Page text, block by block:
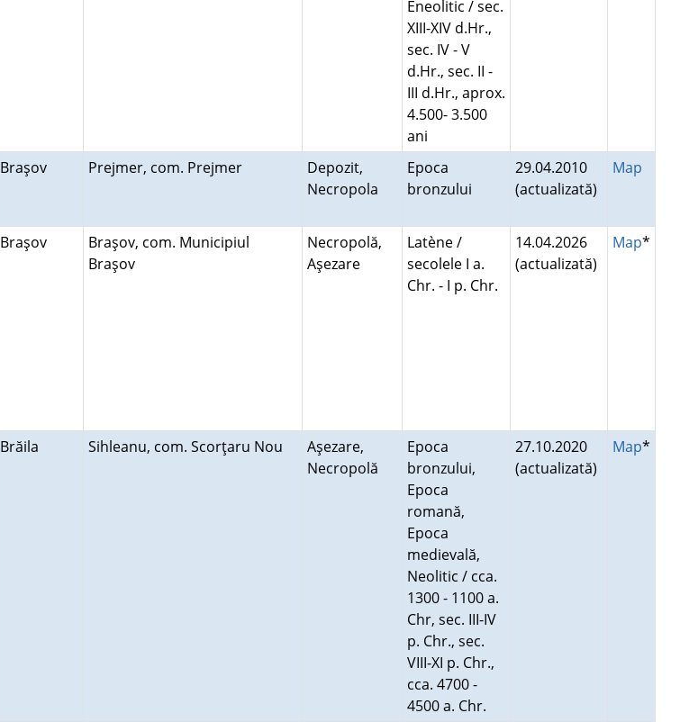
Eneolitic / sec.
XIII-XIV d.Hr.,
sec. IV - V
d.Hr., sec. II -
III d.Hr., aprox.
4.500- 3.500
ani
Braşov Prejmer, com. Prejmer
Depozit,
Necropola
Epoca
bronzului
29.04.2010
(actualizată)
Map
Braşov
Braşov, com. Municipiul
Braşov
Necropolă,
Aşezare
Latène /
secolele I a.
Chr. - I p. Chr.
14.04.2026
(actualizată)
Map*
Brăila Sihleanu, com. Scorţaru Nou
Aşezare,
Necropolă
Epoca
bronzului,
Epoca
romană,
Epoca
medievală,
Neolitic / cca.
1300 - 1100 a.
Chr, sec. III-IV
p. Chr., sec.
VIII-XI p. Chr.,
cca. 4700 -
4500 a. Chr.
27.10.2020
(actualizată)
Map*